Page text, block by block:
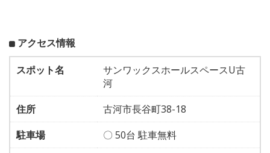
アクセス情報
スポット名
サンワックスホールスペースU古
河
住所
古河市長谷町38-18
駐車場
〇 50台 駐車無料